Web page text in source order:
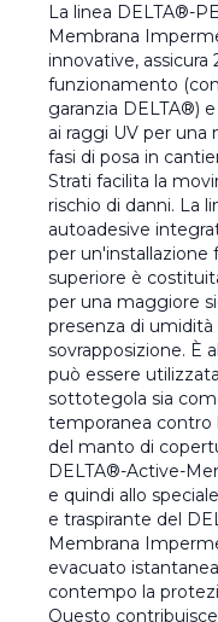
La linea DELTA®-
Membrana
innovative, assicura
funzionamento
garanzia DELTA®)
ai raggi UV per una
fasi di posa in
Strati facilita la
rischio di danni. La
autoadesive
per un'installazione
superiore è
per una maggiore
presenza di umidità
sovrapposizione. È
può essere
sottotegola sia
temporanea contro
del manto di
DELTA®-Active-
e quindi allo
e traspirante del
Membrana
evacuato
contempo la
Questo